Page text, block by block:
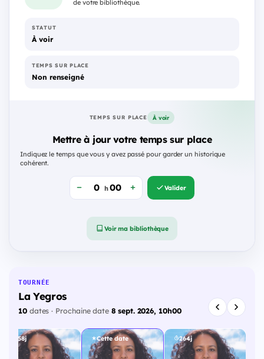
de votre bibliothèque.
STATUT
À voir
TEMPS SUR PLACE
Non renseigné
TEMPS SUR PLACE À voir
Mettre à jour votre temps sur place
Indiquez le temps que vous y avez passé pour garder un historique
cohérent.
h Valider
Voir ma bibliothèque
TOURNÉE
La Yegros
10dates · Prochaine date8 sept. 2026, 10h00
258j Cette date 264j